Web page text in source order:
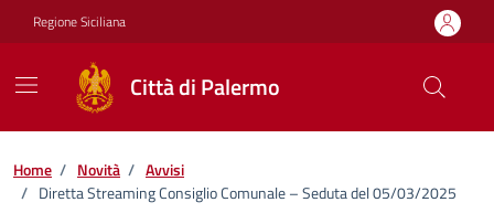
Vai ai contenuti
Vai al footer
Regione Siciliana
Città di Palermo
Home / Novità / Avvisi
/ Diretta Streaming Consiglio Comunale – Seduta del 05/03/2025